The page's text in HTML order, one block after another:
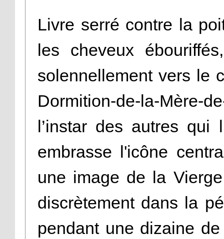
Livre serré contre la
les cheveux
solennellement vers le
Dormition-de-la-
l’instar des autres qui
embrasse l'icône
une image de la
discrètement dans la
pendant une dizaine